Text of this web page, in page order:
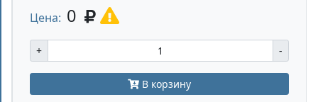
Цена: 0
+ -
В корзину